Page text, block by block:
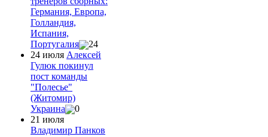
Германия, Европа,
Голландия,
Испания,
Португалия
24
24 июля Алексей
Гулюк покинул
пост команды
"Полесье"
(Житомир)
Украина
0
21 июля
Владимир Панков